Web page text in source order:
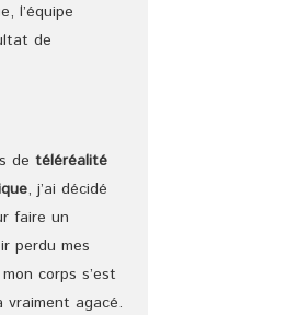
l’équipe
de
detéléréalité
, j’ai décidé
faire un
perdu mes
corps s’est
vraiment agacé.